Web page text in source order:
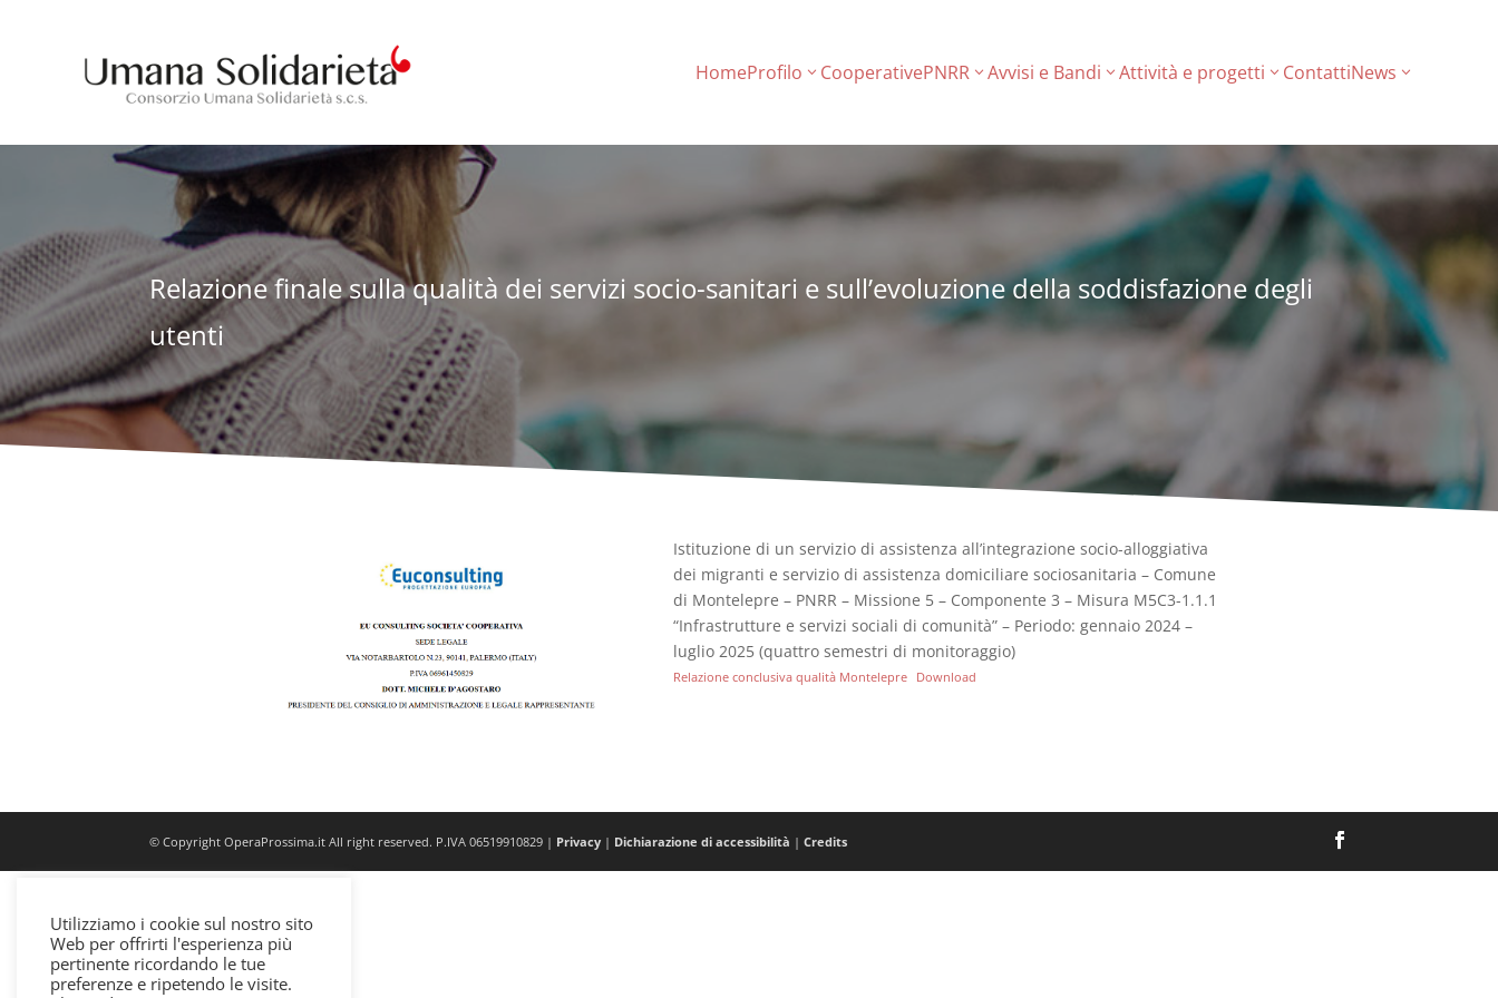
HomeProfilo CooperativePNRR Avvisi e Bandi Attività e progetti ContattiNews
Relazione finale sulla qualità dei servizi socio-sanitari e sull’evoluzione della soddisfazione degli
utenti
Istituzione di un servizio di assistenza all’integrazione socio-alloggiativa
dei migranti e servizio di assistenza domiciliare sociosanitaria – Comune
di Montelepre – PNRR – Missione 5 – Componente 3 – Misura M5C3-1.1.1
“Infrastrutture e servizi sociali di comunità” – Periodo: gennaio 2024 –
luglio 2025 (quattro semestri di monitoraggio)
Relazione conclusiva qualità Montelepre Download
© Copyright OperaProssima.it All right reserved. P.IVA 06519910829 | Privacy | Dichiarazione di accessibilità |Credits
Utilizziamo i cookie sul nostro sito
Web per offrirti l'esperienza più
pertinente ricordando le tue
preferenze e ripetendo le visite.